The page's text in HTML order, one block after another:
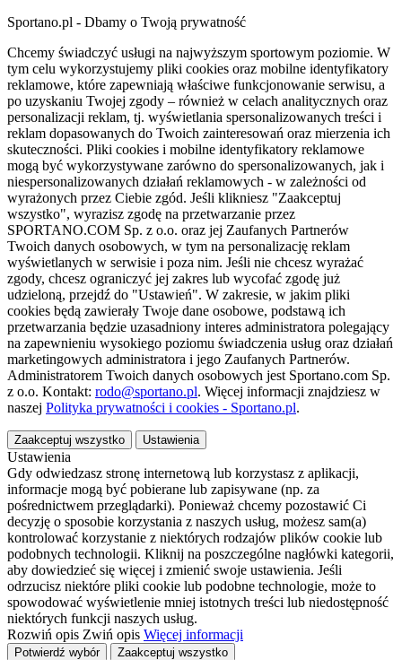
Sportano.pl - Dbamy o Twoją prywatność
Chcemy świadczyć usługi na najwyższym sportowym poziomie. W
tym celu wykorzystujemy pliki cookies oraz mobilne identyfikatory
reklamowe, które zapewniają właściwe funkcjonowanie serwisu, a
po uzyskaniu Twojej zgody – również w celach analitycznych oraz
personalizacji reklam, tj. wyświetlania spersonalizowanych treści i
reklam dopasowanych do Twoich zainteresowań oraz mierzenia ich
skuteczności. Pliki cookies i mobilne identyfikatory reklamowe
mogą być wykorzystywane zarówno do spersonalizowanych, jak i
niespersonalizowanych działań reklamowych - w zależności od
wyrażonych przez Ciebie zgód. Jeśli klikniesz "Zaakceptuj
wszystko", wyrazisz zgodę na przetwarzanie przez
SPORTANO.COM Sp. z o.o. oraz jej Zaufanych Partnerów
Twoich danych osobowych, w tym na personalizację reklam
wyświetlanych w serwisie i poza nim. Jeśli nie chcesz wyrażać
zgody, chcesz ograniczyć jej zakres lub wycofać zgodę już
udzieloną, przejdź do "Ustawień". W zakresie, w jakim pliki
cookies będą zawierały Twoje dane osobowe, podstawą ich
przetwarzania będzie uzasadniony interes administratora polegający
na zapewnieniu wysokiego poziomu świadczenia usług oraz działań
marketingowych administratora i jego Zaufanych Partnerów.
Administratorem Twoich danych osobowych jest Sportano.com Sp.
z o.o. Kontakt: rodo@sportano.pl. Więcej informacji znajdziesz w
naszej Polityka prywatności i cookies - Sportano.pl.
Zaakceptuj wszystko Ustawienia
Ustawienia
Gdy odwiedzasz stronę internetową lub korzystasz z aplikacji,
informacje mogą być pobierane lub zapisywane (np. za
pośrednictwem przeglądarki). Ponieważ chcemy pozostawić Ci
decyzję o sposobie korzystania z naszych usług, możesz sam(a)
kontrolować korzystanie z niektórych rodzajów plików cookie lub
podobnych technologii. Kliknij na poszczególne nagłówki kategorii,
aby dowiedzieć się więcej i zmienić swoje ustawienia. Jeśli
odrzucisz niektóre pliki cookie lub podobne technologie, może to
spowodować wyświetlenie mniej istotnych treści lub niedostępność
niektórych funkcji naszych usług.
Rozwiń opis Zwiń opis Więcej informacji
Potwierdź wybór
Zaakceptuj wszystko